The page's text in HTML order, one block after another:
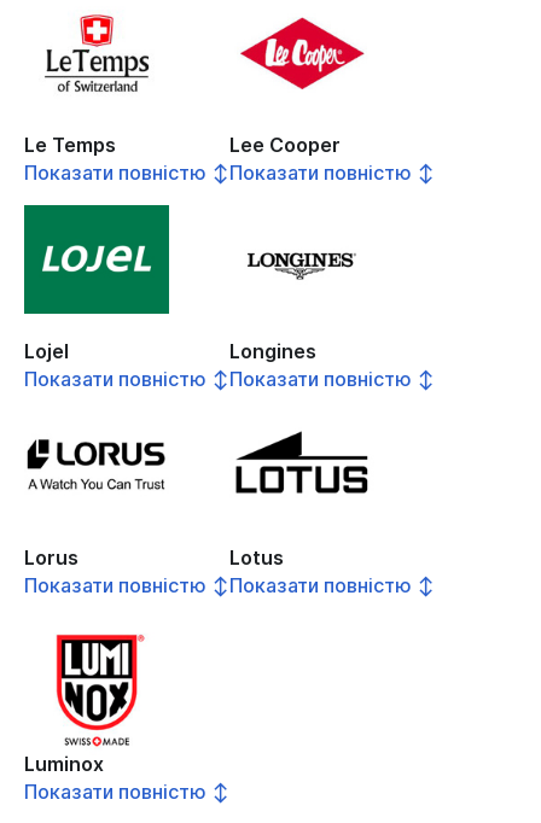
Le Temps
Показати повністю ↕
Lee Cooper
Показати повністю ↕
Lojel
Показати повністю ↕
Longines
Показати повністю ↕
Lorus
Показати повністю ↕
Lotus
Показати повністю ↕
Luminox
Показати повністю ↕